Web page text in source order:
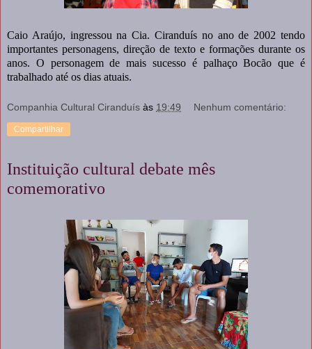
Caio Araújo, ingressou na Cia. Ciranduís no ano de 2002 tendo
importantes personagens, direção de texto e formações durante os
anos. O personagem de mais sucesso é palhaço Bocão que é
trabalhado até os dias atuais.
Companhia Cultural Ciranduís às 19:49 Nenhum comentário:
Compartilhar
Instituição cultural debate mês
comemorativo